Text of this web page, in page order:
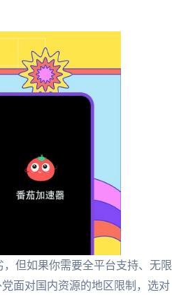
但如果你需要全平台支持、无限
面对国内资源的地区限制，选对